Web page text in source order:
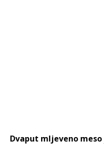
Dvaput mljeveno meso